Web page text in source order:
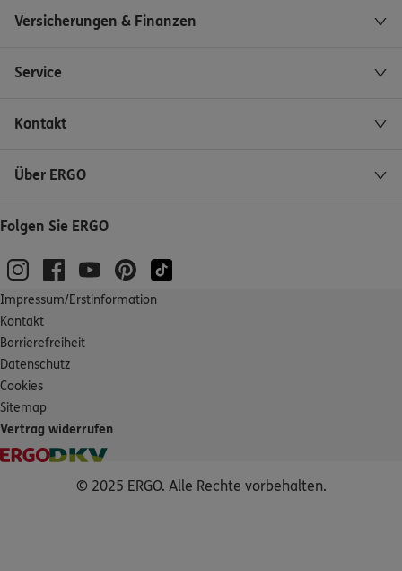
Versicherungen & Finanzen
Service
Kontakt
Über ERGO
Folgen Sie ERGO
Impressum/Erstinformation
Kontakt
Barrierefreiheit
Datenschutz
Cookies
Sitemap
Vertrag widerrufen
© 2025 ERGO. Alle Rechte vorbehalten.